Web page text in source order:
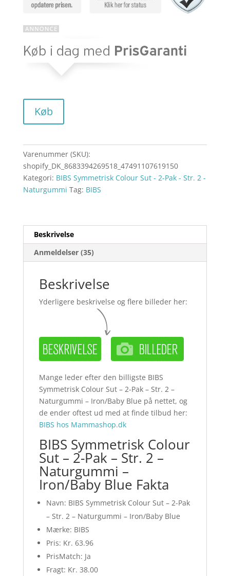
kr. 67,46.
Køb
Varenummer (SKU):
shopify_DK_8683394269518_47491107619150
Kategori: BIBS Symmetrisk Colour Sut - 2-Pak - Str. 2 -
Naturgummi Tag: BIBS
Beskrivelse
Anmeldelser (35)
Beskrivelse
Yderligere beskrivelse og flere billeder her:
Mange leder efter den billigste BIBS
Symmetrisk Colour Sut – 2-Pak – Str. 2 –
Naturgummi – Iron/Baby Blue på nettet, og
de ender oftest ud med at finde tilbud her:
BIBS hos Mammashop.dk
BIBS Symmetrisk Colour
Sut – 2-Pak – Str. 2 –
Naturgummi –
Iron/Baby Blue Fakta
Navn: BIBS Symmetrisk Colour Sut – 2-Pak
– Str. 2 – Naturgummi – Iron/Baby Blue
Mærke: BIBS
Pris: Kr. 63.96
PrisMatch: Ja
Fragt: Kr. 38.00